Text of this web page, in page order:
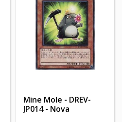
Mine Mole - DREV-
JP014 - Nova